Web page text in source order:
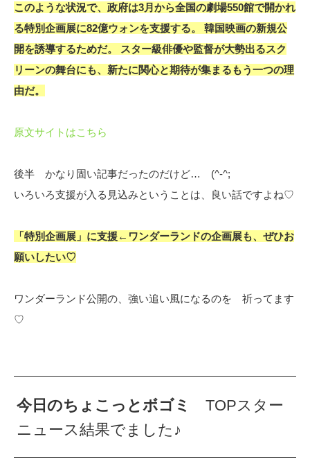
このような状況で、政府は3月から全国の劇場550館で開かれ
る特別企画展に82億ウォンを支援する。 韓国映画の新規公
開を誘導するためだ。 スター級俳優や監督が大勢出るスク
リーンの舞台にも、新たに関心と期待が集まるもう一つの理
由だ。
原文サイトはこちら
後半 かなり固い記事だったのだけど… (^-^;
いろいろ支援が入る見込みということは、良い話ですよね♡
「特別企画展」に支援←ワンダーランドの企画展も、ぜひお
願いしたい♡
ワンダーランド公開の、強い追い風になるのを 祈ってます
♡
今日のちょこっとボゴミ
TOPスター
ニュース結果でました♪